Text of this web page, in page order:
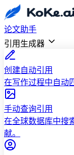
论文助手
引用生成器
创建自动引用
在写作过程中自动
手动查询引用
在全球数据库中搜
献。